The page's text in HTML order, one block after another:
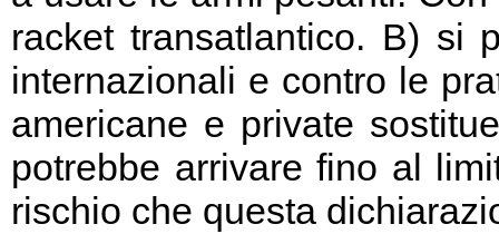
racket transatlantico. B) si
internazionali e contro le
americane e private
potrebbe arrivare fino al
rischio che questa